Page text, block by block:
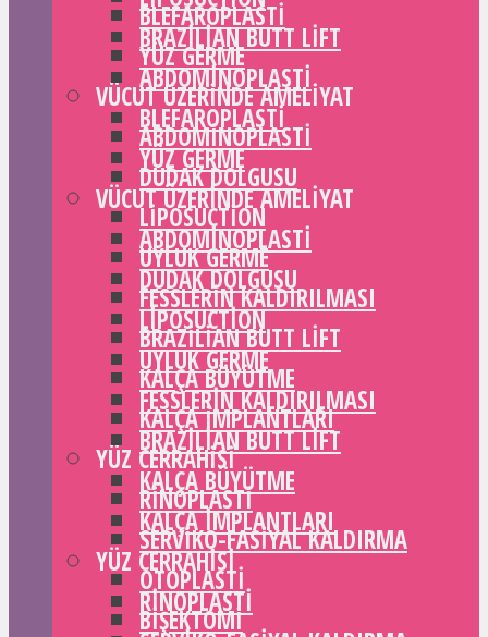
BLEFAROPLASTI
YÜZ GERME
VÜCUT ÜZERINDE AMELIYAT
ABDOMINOPLASTI
DUDAK DOLGUSU
LIPOSUCTION
UYLUK GERME
FESSLERIN KALDIRILMASI
BRAZILIAN BUTT LIFT
KALÇA BÜYÜTME
KALÇA IMPLANTLARI
YÜZ CERRAHISI
RINOPLASTI
SERVIKO-FASIYAL KALDIRMA
OTOPLASTI
BIŞEKTOMI
BRAZILIAN BUTT LIFT
ABDOMINOPLASTI
BLEFAROPLASTI
YÜZ GERME
VÜCUT ÜZERINDE AMELIYAT
ABDOMINOPLASTI
DUDAK DOLGUSU
LIPOSUCTION
UYLUK GERME
FESSLERIN KALDIRILMASI
BRAZILIAN BUTT LIFT
KALÇA BÜYÜTME
KALÇA IMPLANTLARI
YÜZ CERRAHISI
RINOPLASTI